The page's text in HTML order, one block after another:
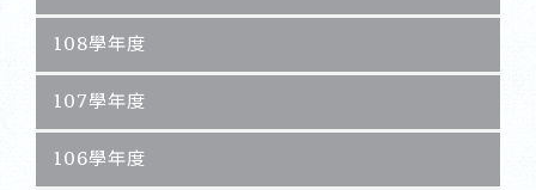
108學年度
107學年度
106學年度